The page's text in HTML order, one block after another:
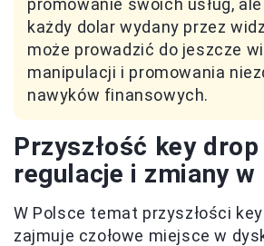
każdy dolar wydany przez
może prowadzić do jeszcze
manipulacji i promowania
nawyków finansowych.
Przyszłość key
regulacje i zmiany w
W Polsce temat przyszłości
zajmuje czołowe miejsce w